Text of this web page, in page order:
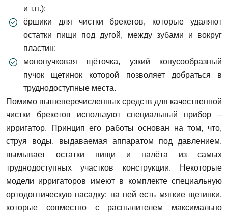
и т.п.);
ёршики для чистки брекетов, которые удаляют
остатки пищи под дугой, между зубами и вокруг
пластин;
монопучковая щёточка, узкий конусообразный
пучок щетинок которой позволяет добраться в
труднодоступные места.
Помимо вышеперечисленных средств для качественной
чистки брекетов используют специальный прибор –
ирригатор. Принцип его работы основан на том, что,
струя воды, выдаваемая аппаратом под давлением,
вымывает остатки пищи и налёта из самых
труднодоступных участков конструкции. Некоторые
модели ирригаторов имеют в комплекте специальную
ортодонтическую насадку: на ней есть мягкие щетинки,
которые совместно с распылителем максимально